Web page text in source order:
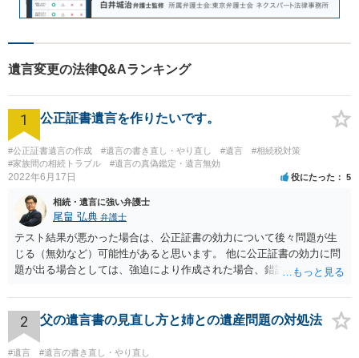
遺言変更の法律Q&Aランキング
1 公正証書遺言を作りたいです。
#公正証書遺言の作成 #遺言の書き直し・やり直し #遺言
#相続税対策
#家族間の相続トラブル
#遺言の真偽鑑定・遺言無効
2022年6月17日 役にたった 5
相続・遺言に強い弁護士
尾畠 弘典 弁護士
テスト結果が悪かった場合は、公正証書の効力について後々問題が生
じる（無効など）可能性があると思います。 他に公正証書の効力に問
題が出る場合としては、強迫により作成された場合、錯誤（勘違い）
すが、弁護士に作成を依頼する場合は、１０～数十万円程度になるケ
ースが多いと思います。 報酬体系は、弁護士ごとに異なりますので一
律の基準はありません。
2 父の遺言書の見直し方と姉との遺産問題の対処法
#遺言 #遺言の書き直し・やり直し